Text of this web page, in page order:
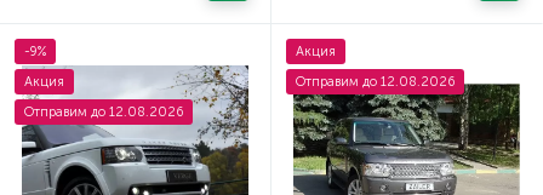
-9%
Акция
Отправим до 12.08.2026
Акция
Отправим до 12.08.2026